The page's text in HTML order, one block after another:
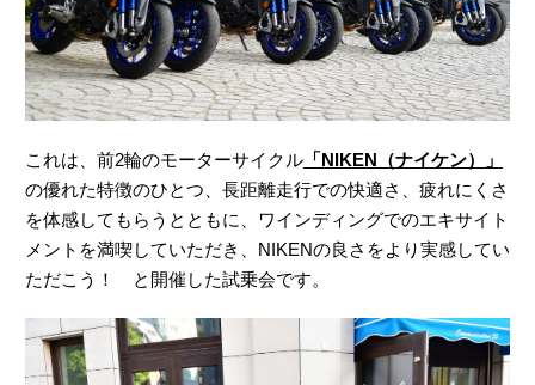
これは、前2輪のモーターサイクル 「NIKEN（ナイケン）」
の優れた特徴のひとつ、長距離走行での快適さ、疲れにくさ
を体感してもらうとともに、ワインディングでのエキサイト
メントを満喫していただき、NIKENの良さをより実感してい
ただこう！ と開催した試乗会です。